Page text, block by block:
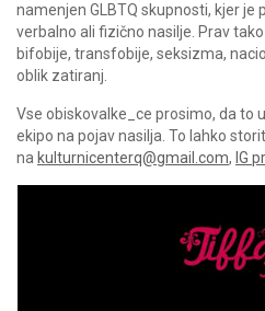
namenjen GLBTQ skupnosti, kjer je
verbalno ali fizično nasilje. Prav
bifobije, transfobije, seksizma,
oblik zatiranj.
Vse obiskovalke_ce prosimo, da to
ekipo na pojav nasilja. To lahko
na kulturnicenterq@gmail.com, IG